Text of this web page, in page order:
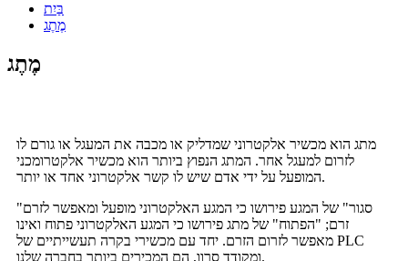
בַּיִת
מֶתֶג
מֶתֶג
מתג הוא מכשיר אלקטרוני שמדליק או מכבה את המעגל או גורם לו
לזרום למעגל אחר. המתג הנפוץ ביותר הוא מכשיר אלקטרומכני
המופעל על ידי אדם שיש לו קשר אלקטרוני אחד או יותר.
"סגור" של המגע פירושו כי המגע האלקטרוני מופעל ומאפשר לזרם
זרם; "הפתוח" של מתג פירושו כי המגע האלקטרוני פתוח ואינו
מאפשר לזרום הזרם. יחד עם מכשירי בקרה תעשייתיים של PLC
ומקודד סרוו, הם המכירים ביותר בחברה שלנו.